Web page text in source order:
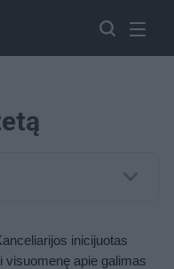
inicijuotas
visuomenę apie galimas